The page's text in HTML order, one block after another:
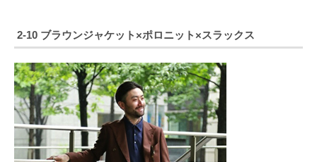
2-10 ブラウンジャケット×ポロニット×スラックス